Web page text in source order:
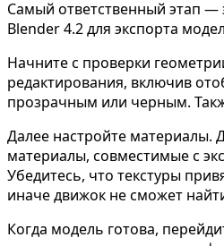
Самый ответственный этап —
Blender 4.2 для экспорта
Начните с проверки
редактирования, включив
прозрачным или черным.
Далее настройте материалы.
материалы, совместимые с
Убедитесь, что текстуры
иначе движок не сможет
Когда модель готова,